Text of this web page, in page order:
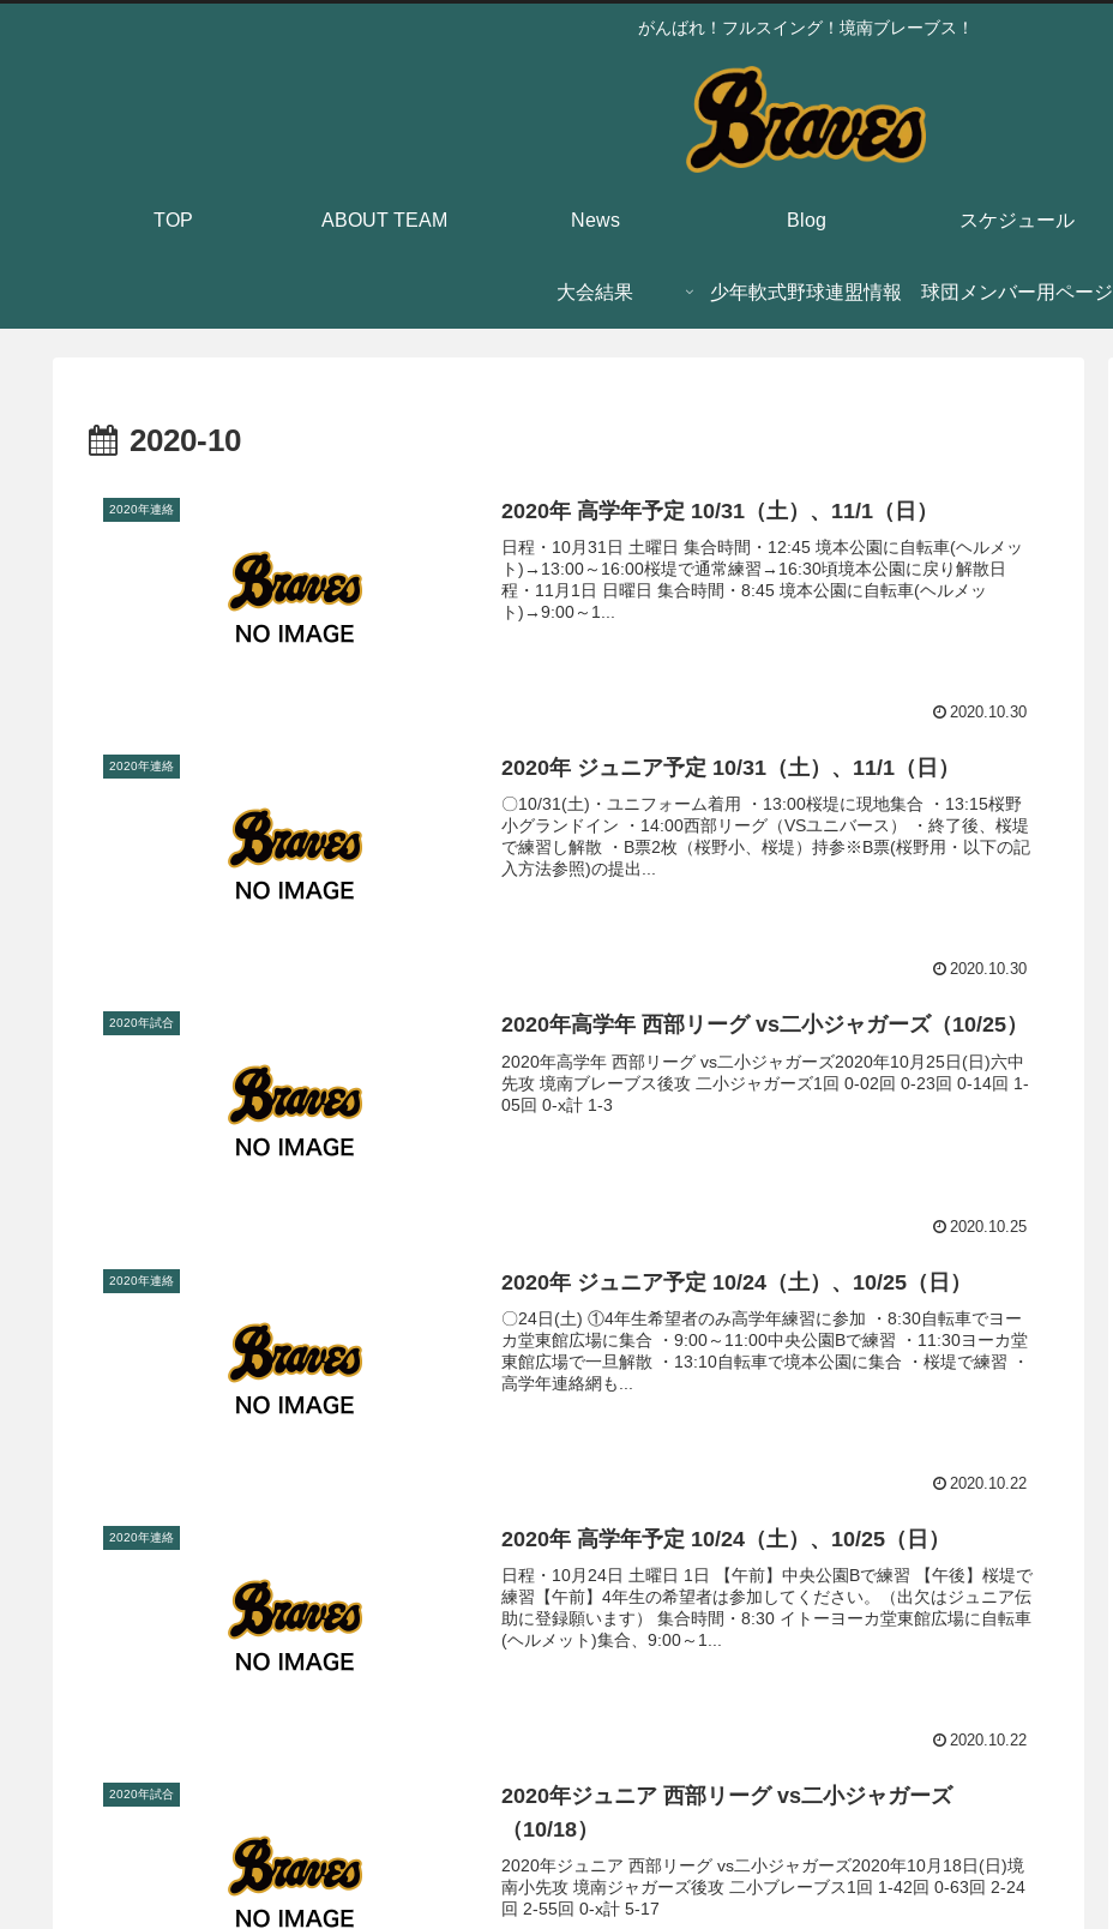
がんばれ！フルスイング！境南ブレーブス！
TOP ABOUT TEAM News Blog スケジュール
大会結果 少年軟式野球連盟情報 球団メンバー用ページ
2020-10
2020年連絡 2020年 高学年予定 10/31（土）、11/1（日）
日程・10月31日 土曜日 集合時間・12:45 境本公園に自転車(ヘルメッ
ト)→13:00～16:00桜堤で通常練習→16:30頃境本公園に戻り解散日
程・11月1日 日曜日 集合時間・8:45 境本公園に自転車(ヘルメッ
ト)→9:00～1...
2020.10.30
2020年連絡 2020年 ジュニア予定 10/31（土）、11/1（日）
〇10/31(土)・ユニフォーム着用 ・13:00桜堤に現地集合 ・13:15桜野
小グランドイン ・14:00西部リーグ（VSユニバース） ・終了後、桜堤
で練習し解散 ・B票2枚（桜野小、桜堤）持参※B票(桜野用・以下の記
入方法参照)の提出...
2020.10.30
2020年試合 2020年高学年 西部リーグ vs二小ジャガーズ（10/25）
2020年高学年 西部リーグ vs二小ジャガーズ2020年10月25日(日)六中
先攻 境南ブレーブス後攻 二小ジャガーズ1回 0-02回 0-23回 0-14回 1-
05回 0-x計 1-3
2020.10.25
2020年連絡 2020年 ジュニア予定 10/24（土）、10/25（日）
〇24日(土) ①4年生希望者のみ高学年練習に参加 ・8:30自転車でヨー
カ堂東館広場に集合 ・9:00～11:00中央公園Bで練習 ・11:30ヨーカ堂
東館広場で一旦解散 ・13:10自転車で境本公園に集合 ・桜堤で練習 ・
高学年連絡網も...
2020.10.22
2020年連絡 2020年 高学年予定 10/24（土）、10/25（日）
日程・10月24日 土曜日 1日 【午前】中央公園Bで練習 【午後】桜堤で
練習【午前】4年生の希望者は参加してください。（出欠はジュニア伝
助に登録願います） 集合時間・8:30 イトーヨーカ堂東館広場に自転車
(ヘルメット)集合、9:00～1...
2020.10.22
2020年試合
2020年ジュニア 西部リーグ vs二小ジャガーズ
（10/18）
2020年ジュニア 西部リーグ vs二小ジャガーズ2020年10月18日(日)境
南小先攻 境南ジャガーズ後攻 二小ブレーブス1回 1-42回 0-63回 2-24
回 2-55回 0-x計 5-17